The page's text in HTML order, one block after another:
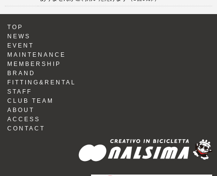
TOP
NEWS
EVENT
MAINTENANCE
MEMBERSHIP
BRAND
FITTING&RENTAL
STAFF
CLUB TEAM
ABOUT
ACCESS
CONTACT